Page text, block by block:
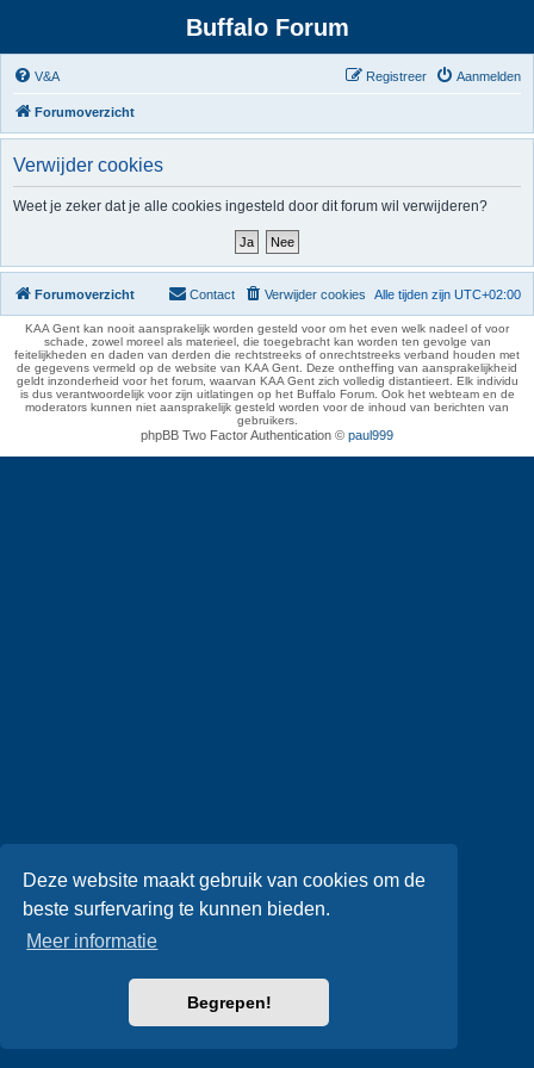
Deze website maakt gebruik van cookies om de
beste surfervaring te kunnen bieden.
Meer informatie
Begrepen!
Buffalo Forum
V&A Aanmelden
Registreer
Forumoverzicht
Verwijder cookies
Weet je zeker dat je alle cookies ingesteld door dit forum wil verwijderen?
Forumoverzicht Alle tijden zijn UTC+02:00
Verwijder cookies
Contact
KAA Gent kan nooit aansprakelijk worden gesteld voor om het even welk nadeel of voor
schade, zowel moreel als materieel, die toegebracht kan worden ten gevolge van
feitelijkheden en daden van derden die rechtstreeks of onrechtstreeks verband houden met
de gegevens vermeld op de website van KAA Gent. Deze ontheffing van aansprakelijkheid
geldt inzonderheid voor het forum, waarvan KAA Gent zich volledig distantieert. Elk individu
is dus verantwoordelijk voor zijn uitlatingen op het Buffalo Forum. Ook het webteam en de
moderators kunnen niet aansprakelijk gesteld worden voor de inhoud van berichten van
gebruikers.
phpBB Two Factor Authentication © paul999